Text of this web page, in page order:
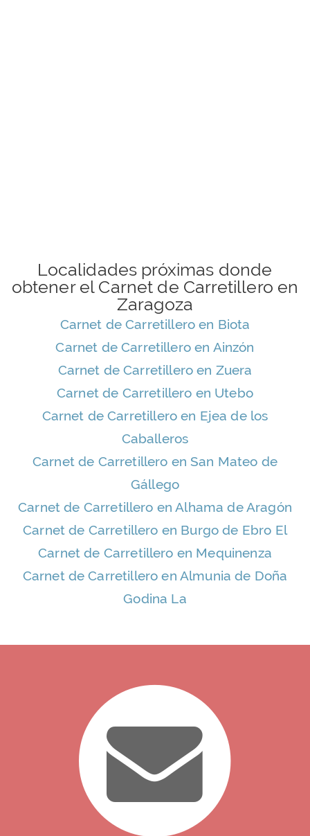
Localidades próximas donde
obtener el Carnet de Carretillero en
Zaragoza
Carnet de Carretillero en Biota
Carnet de Carretillero en Ainzón
Carnet de Carretillero en Zuera
Carnet de Carretillero en Utebo
Carnet de Carretillero en Ejea de los
Caballeros
Carnet de Carretillero en San Mateo de
Gállego
Carnet de Carretillero en Alhama de Aragón
Carnet de Carretillero en Burgo de Ebro El
Carnet de Carretillero en Mequinenza
Carnet de Carretillero en Almunia de Doña
Godina La